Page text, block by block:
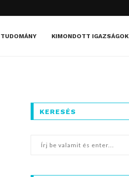
TUDOMÁNY KIMONDOTT IGAZSÁGOK
KERESÉS